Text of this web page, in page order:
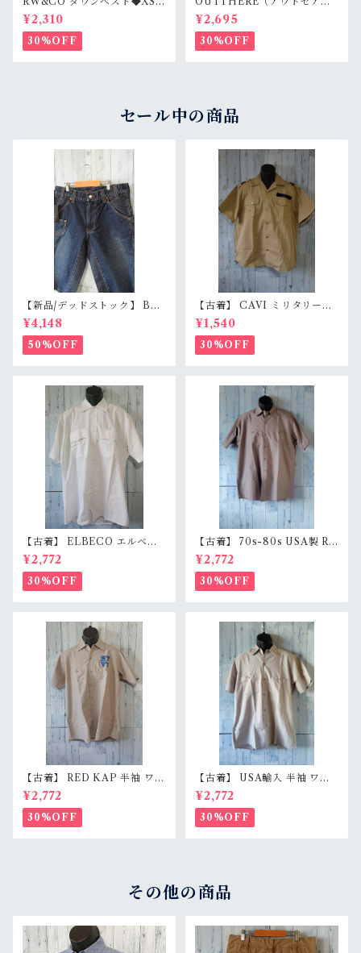
アメリカ輸入古着RankB
¥2,310
30%OFF
ー） ダウンベスト◆M Rank
B★アメリカ輸入古着
¥2,695
30%OFF
セール中の商品
【新品/デッドストック】 BL
UE WAY ブルーウェイ 日本製
デニムショートパンツ S/M/L
（M1431-50） 膝下丈 職人加
工 アメカジ RankS
¥4,148
50%OFF
【古着】 CAVI ミリタリー風
半袖シャツ XL（身幅63cm）
ベージュ 金ボタン 80s ロック
エポレット オーバーサイズ Ra
nkB
¥1,540
30%OFF
【古着】 ELBECO エルベコ
半袖 ワークシャツ L（身幅63.
5cm） ホワイト 白 ビッグシ
ルエット オーバーサイズ Ran
kB
¥2,772
30%OFF
【古着】 70s-80s USA製 RE
D KAP 半袖 ワークシャツ L
（身幅62cm） チャコール レ
ッドキャップ ヴィンテージ Ra
nkC
¥2,772
30%OFF
【古着】 RED KAP 半袖 ワー
クシャツ M〜L相当（身幅55c
m） 刺しゅう入り 企業ロゴ レ
ッドキャップ アジ感有 RankC
¥2,772
30%OFF
【古着】 USA輸入 半袖 ワー
クシャツ L（身幅59.5cm）
ベージュグレー スナップボタ
ン 薄手 アメカジ RankB
¥2,772
30%OFF
その他の商品